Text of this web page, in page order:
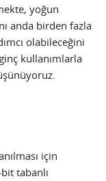
yoğun
anda birden fazla
olabileceğini
kullanımlarla
için
tabanlı